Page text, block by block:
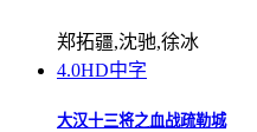
郑拓疆,沈驰,徐冰
4.0HD中字
大汉十三将之血战疏勒城